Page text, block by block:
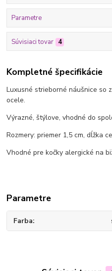
Parametre
Súvisiaci tovar 4
Kompletné špecifikácie
Luxusné strieborné náušnice so
ocele.
Výrazné, štýlove, vhodné do
Rozmery: priemer 1,5 cm, dĺžka
Vhodné pre kočky alergické na
Parametre
Farba